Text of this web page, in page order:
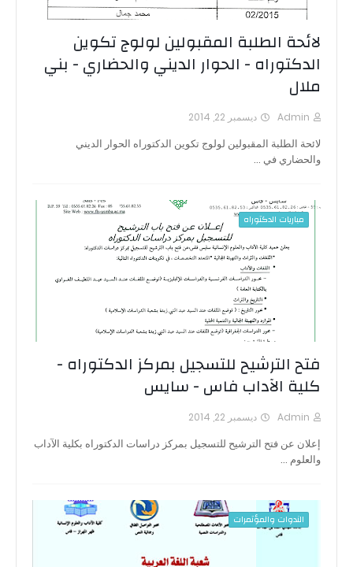
لائحة الطلبة المقبولين لولوج تكوين
الدكتوراه - الحوار الديني والحضاري - بني
ملال
Admin ديسمبر 22, 2014
لائحة الطلبة المقبولين لولوج تكوين الدكتوراه الحوار الديني
والحضاري في …
مباريات الدكتوراه
فتح الترشيح للتسجيل بمركز الدكتوراه -
كلية الآداب فاس - سايس
Admin ديسمبر 22, 2014
إعلان عن فتح الترشيح للتسجيل بمركز دراسات الدكتوراه بكلية الآداب
والعلوم …
الندوات والمؤتمرات